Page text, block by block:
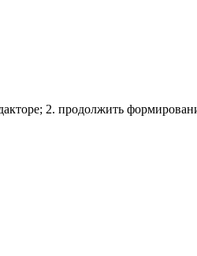
2. продолжить